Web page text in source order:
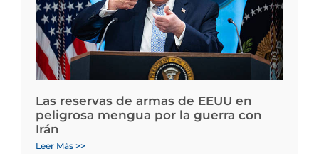
Las reservas de armas de EEUU en
peligrosa mengua por la guerra con
Irán
Leer Más >>